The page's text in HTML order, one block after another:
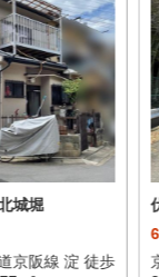
城堀
京阪線 淀 徒歩